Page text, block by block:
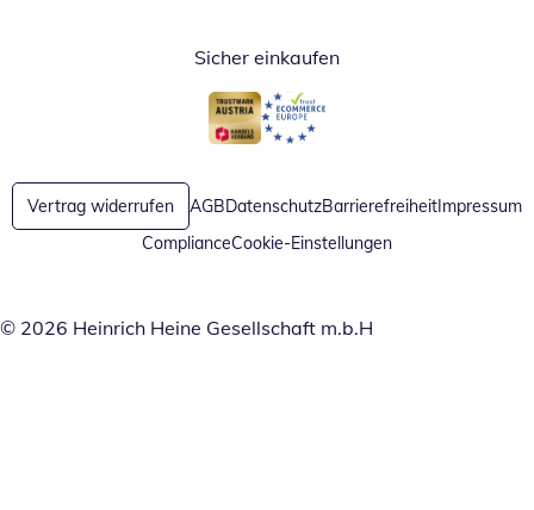
Sicher einkaufen
Öffnet in neuem Fenster
Öffnet in neuem Fenster
Vertrag widerrufen AGBDatenschutzBarrierefreiheitImpressum
ComplianceCookie-Einstellungen
© 2026 Heinrich Heine Gesellschaft m.b.H